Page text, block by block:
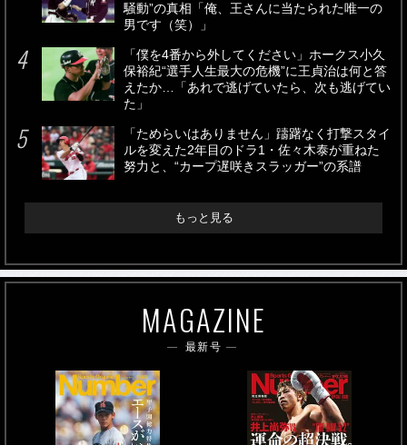
騒動”の真相「俺、王さんに当たられた唯一の
男です（笑）」
「僕を4番から外してください」ホークス小久
保裕紀“選手人生最大の危機”に王貞治は何と答
えたか…「あれで逃げていたら、次も逃げてい
た」
「ためらいはありません」躊躇なく打撃スタイ
ルを変えた2年目のドラ1・佐々木泰が重ねた
努力と、“カープ遅咲きスラッガー”の系譜
もっと見る
MAGAZINE
最新号